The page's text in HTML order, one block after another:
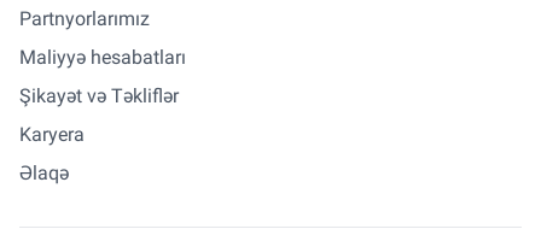
Partnyorlarımız
Maliyyə hesabatları
Şikayət və Təkliflər
Karyera
Əlaqə